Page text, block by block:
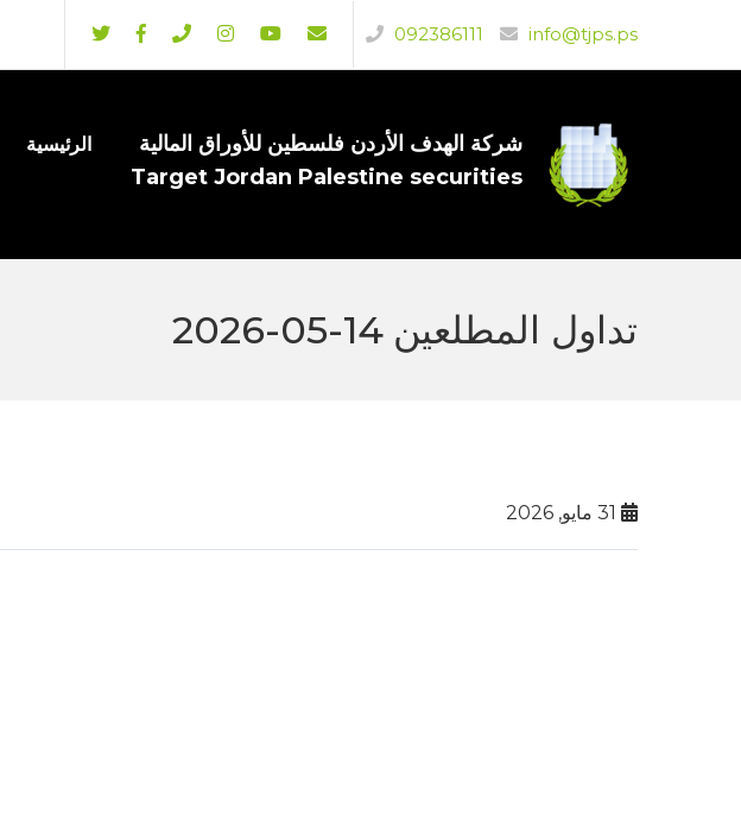
info@tjps.ps
092386111
شركة الهدف الأردن فلسطين للأوراق المالية
Target Jordan Palestine securities
الرئيسية
تداول المطلعين 14-05-2026